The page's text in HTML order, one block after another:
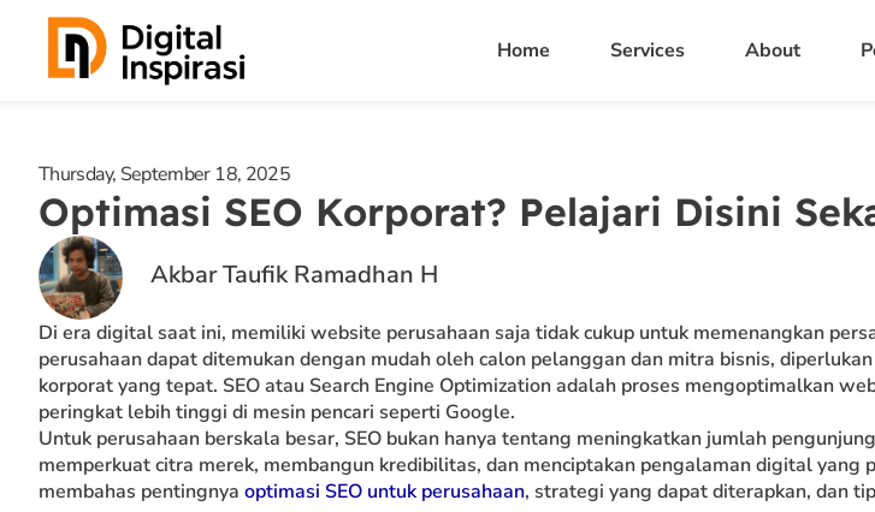
content
Home Services About
Thursday, September 18, 2025
Optimasi SEO Korporat? Pelajari Disini
Akbar Taufik Ramadhan H
Di era digital saat ini, memiliki website perusahaan saja tidak cukup untuk memenangkan
perusahaan dapat ditemukan dengan mudah oleh calon pelanggan dan mitra bisnis, diperlukan
korporat yang tepat. SEO atau Search Engine Optimization adalah proses mengoptimalkan
peringkat lebih tinggi di mesin pencari seperti Google.
Untuk perusahaan berskala besar, SEO bukan hanya tentang meningkatkan jumlah
memperkuat citra merek, membangun kredibilitas, dan menciptakan pengalaman digital yang
membahas pentingnya optimasi SEO untuk perusahaan, strategi yang dapat diterapkan, dan